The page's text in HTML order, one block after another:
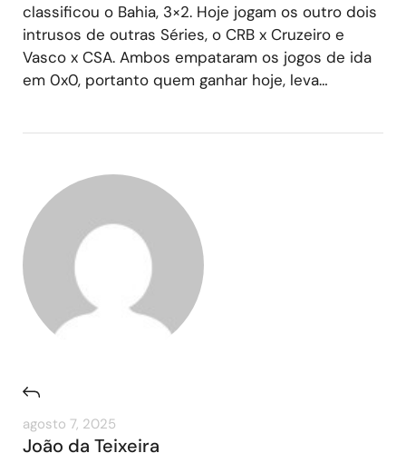
classificou o Bahia, 3×2. Hoje jogam os outro dois
intrusos de outras Séries, o CRB x Cruzeiro e
Vasco x CSA. Ambos empataram os jogos de ida
em 0x0, portanto quem ganhar hoje, leva…
agosto 7, 2025
João da Teixeira